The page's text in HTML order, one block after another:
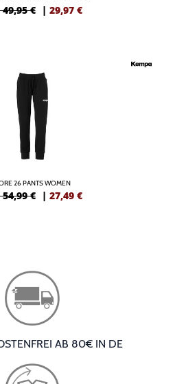
€ | 29,97 €
26 PANTS WOMEN
€ | 27,49 €
AB 80€ IN DE